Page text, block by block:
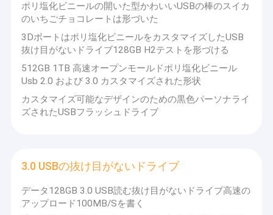
ポリ塩化ビニールの開いた型かわいいUSBの棒のスイカ
のいちごチョコレートは形づいた
3Dボートはポリ塩化ビニールをカスタマイズしたUSB
抜け目がないドライブ128GB H2テストを形づける
512GB 1TB 高速オープンモールドポリ塩化ビニール
Usb 2.0 および 3.0 カスタマイズされた形状
カスタマイズ可能なデザインのための黒色パーソナライ
ズされたUSBフラッシュドライブ
3.0 USBの抜け目がないドライブ
データ128GB 3.0 USB読む抜け目がないドライブ高速の
アップロード100MB/Sを書く